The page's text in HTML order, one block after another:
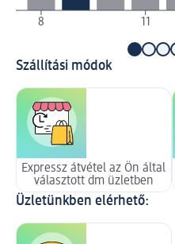
8 11
Szállítási módok
Expressz átvétel az Ön által
választott dm üzletben
Üzletünkben elérhető: